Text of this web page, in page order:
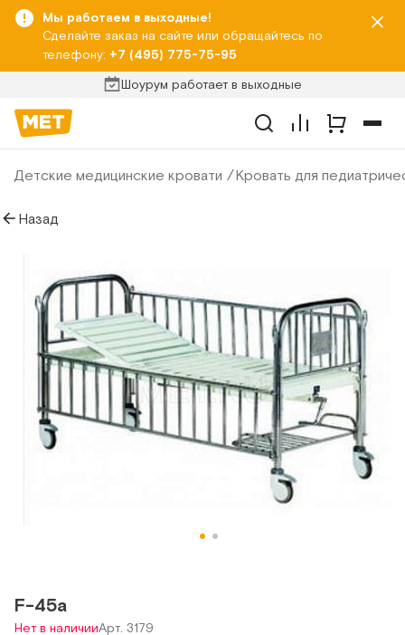
Мы работаем в выходные!
Сделайте заказ на сайте или обращайтесь по
телефону: +7 (495) 775-75-95
Шоурум работает в выходные
Детские медицинские кровати Кровать для
Назад
F-45a
Нет в наличииАрт. 3179